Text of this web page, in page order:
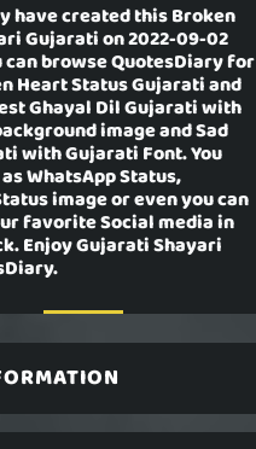
have created thisBroken
Gujaration 2022-09-02
can browse QuotesDiary for
Heart Status Gujarati and
Ghayal Dil Gujarati with
image and Sad
with Gujarati Font. You
WhatsApp Status,
image or even you can
favorite Social media in
Enjoy Gujarati Shayari